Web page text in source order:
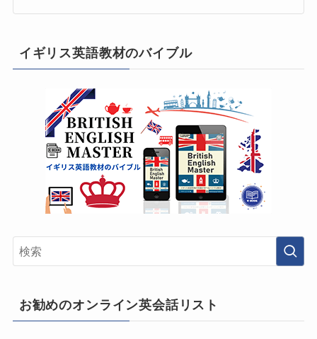
イギリス英語教材のバイブル
お勧めのオンライン英会話リスト